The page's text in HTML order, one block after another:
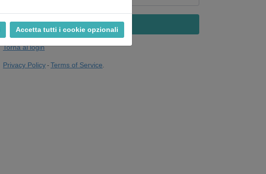
Accetta tutti i cookie opzionali
INVIA LINK
Torna al login
Privacy Policy - Terms of Service